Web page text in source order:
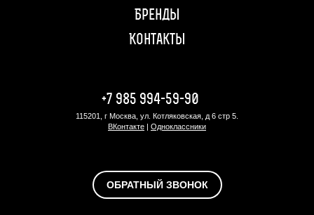
Бренды
Контакты
+7 985 994-59-90
115201, г Москва, ул. Котляковская, д 6 стр 5.
ВКонтакте | Одноклассники
ОБРАТНЫЙ ЗВОНОК